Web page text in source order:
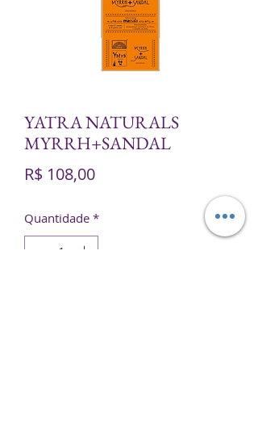
YATRA NATURALS
MYRRH+SANDAL
R$ 108,00Preço
Quantidade *